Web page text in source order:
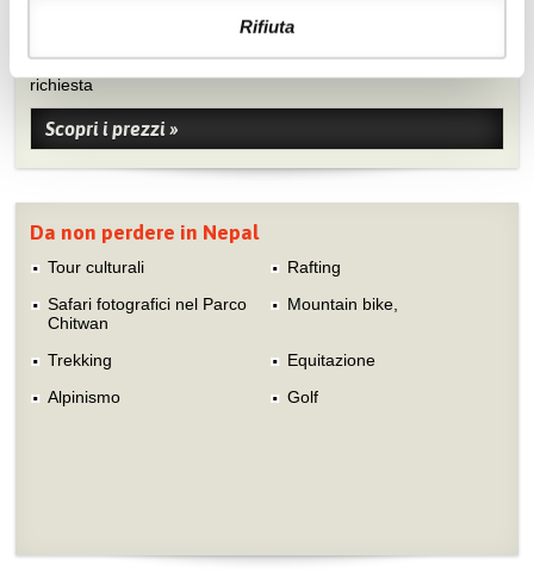
Rifiuta
Quotazioni di alcune proposte di viaggio, modificabili su
richiesta
Scopri i prezzi »
Da non perdere in Nepal
Tour culturali
Rafting
Safari fotografici nel Parco
Chitwan
Mountain bike,
Trekking
Equitazione
Alpinismo
Golf